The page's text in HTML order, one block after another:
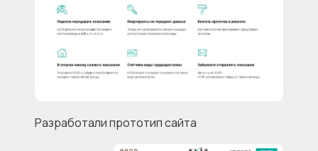
Разработали прототип сайта